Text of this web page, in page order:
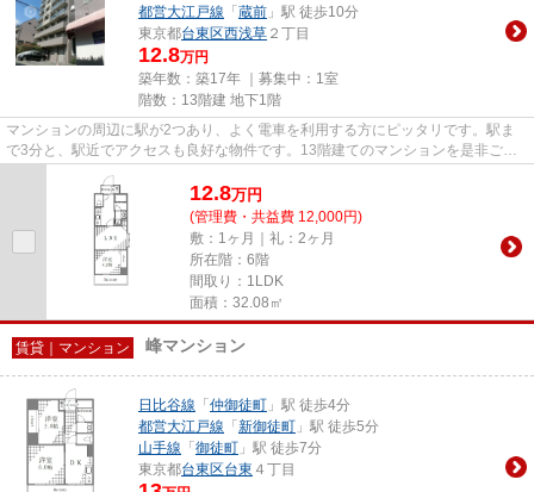
都営大江戸線 「 蔵前 」駅 徒歩10分
東京都台東区西浅草 ２丁目
12.8万円
築年数：築17年 ｜募集中： 1室
階数：13階建 地下1階
マンションの周辺に駅が2つあり、よく電車を利用する方にピッタリです。駅ま
で3分と、駅近でアクセスも良好な物件です。13階建てのマンションを是非ご覧
12.8万円
(管理費・共益費 12,000円)
敷：1ヶ月｜礼：2ヶ月
所在階：6階
間取り：1LDK
面積：32.08㎡
賃貸｜マンション 峰マンション
日比谷線 「 仲御徒町 」駅 徒歩4分
都営大江戸線 「 新御徒町 」駅 徒歩5分
山手線 「 御徒町 」駅 徒歩7分
東京都台東区台東 ４丁目